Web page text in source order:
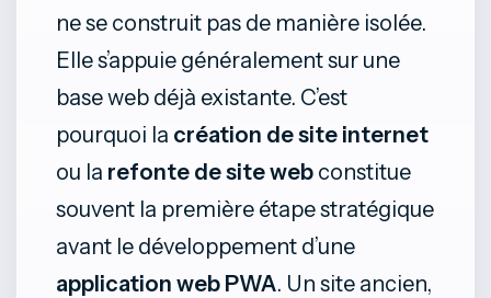
ne se construit pas de manière isolée.
Elle s’appuie généralement sur une
base web déjà existante. C’est
pourquoi la création de site internet
ou la refonte de site web constitue
souvent la première étape stratégique
avant le développement d’une
application web PWA. Un site ancien,